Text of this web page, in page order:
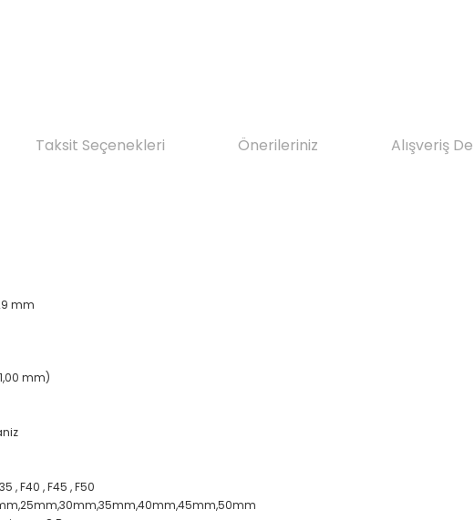
Taksit Seçenekleri Önerileriniz Alışveriş
mm
mm)
, F40 , F45 , F50